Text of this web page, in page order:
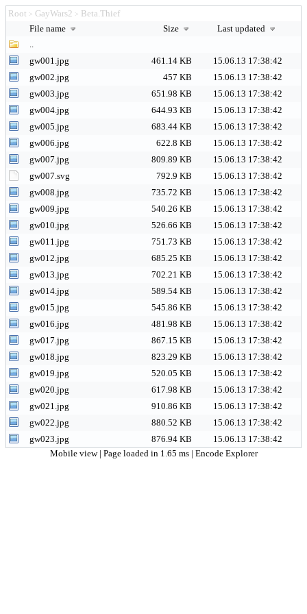
Root > GayWars2 > Beta.Thief
File name
Size
Last updated
..
gw001.jpg
461.14 KB
15.06.13 17:38:42
gw002.jpg
457 KB
15.06.13 17:38:42
gw003.jpg
651.98 KB
15.06.13 17:38:42
gw004.jpg
644.93 KB
15.06.13 17:38:42
gw005.jpg
683.44 KB
15.06.13 17:38:42
gw006.jpg
622.8 KB
15.06.13 17:38:42
gw007.jpg
809.89 KB
15.06.13 17:38:42
gw007.svg
792.9 KB
15.06.13 17:38:42
gw008.jpg
735.72 KB
15.06.13 17:38:42
gw009.jpg
540.26 KB
15.06.13 17:38:42
gw010.jpg
526.66 KB
15.06.13 17:38:42
gw011.jpg
751.73 KB
15.06.13 17:38:42
gw012.jpg
685.25 KB
15.06.13 17:38:42
gw013.jpg
702.21 KB
15.06.13 17:38:42
gw014.jpg
589.54 KB
15.06.13 17:38:42
gw015.jpg
545.86 KB
15.06.13 17:38:42
gw016.jpg
481.98 KB
15.06.13 17:38:42
gw017.jpg
867.15 KB
15.06.13 17:38:42
gw018.jpg
823.29 KB
15.06.13 17:38:42
gw019.jpg
520.05 KB
15.06.13 17:38:42
gw020.jpg
617.98 KB
15.06.13 17:38:42
gw021.jpg
910.86 KB
15.06.13 17:38:42
gw022.jpg
880.52 KB
15.06.13 17:38:42
gw023.jpg
876.94 KB
15.06.13 17:38:42
Mobile view | Page loaded in 1.65 ms | Encode Explorer